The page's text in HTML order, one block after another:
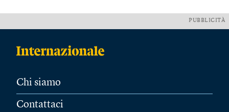
PUBBLICITÀ
Chi siamo
Contattaci